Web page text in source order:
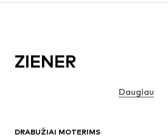
DRABUŽIAI MOTERIMS
ZIENER
Daugiau